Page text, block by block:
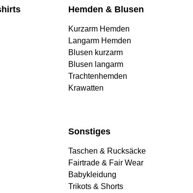
Hemden & Blusen
Kurzarm Hemden
Langarm Hemden
Blusen kurzarm
Blusen langarm
Trachtenhemden
Krawatten
Sonstiges
Taschen & Rucksäcke
Fairtrade & Fair Wear
Babykleidung
Trikots & Shorts